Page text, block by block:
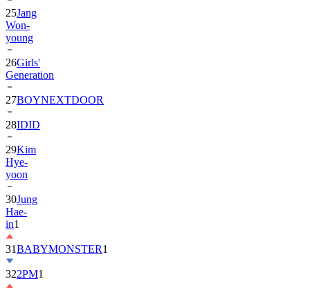
25Jang
Won-
young
26Girls'
Generation
27BOYNEXTDOOR
28IDID
29Kim
Hye-
yoon
30Jung
Hae-
in1
31BABYMONSTER1
322PM1